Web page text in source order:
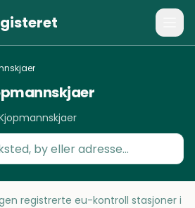
registrerte eu-kontroll stasjoner i